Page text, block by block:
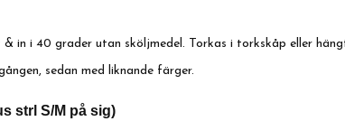
in i 40 grader utan sköljmedel. Torkas i torkskåp eller
sedan med liknande färger.
strl S/M på sig)